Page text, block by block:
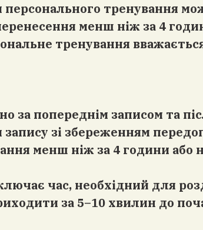
персонального тренування
менш ніж за 4
тренування
за попереднім записом та
запису зі збереженням
менш ніж за 4 години
час, необхідний для
за 5–10 хвилин до